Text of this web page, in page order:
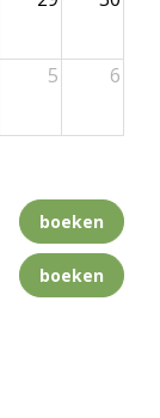
5 6
boeken
boeken